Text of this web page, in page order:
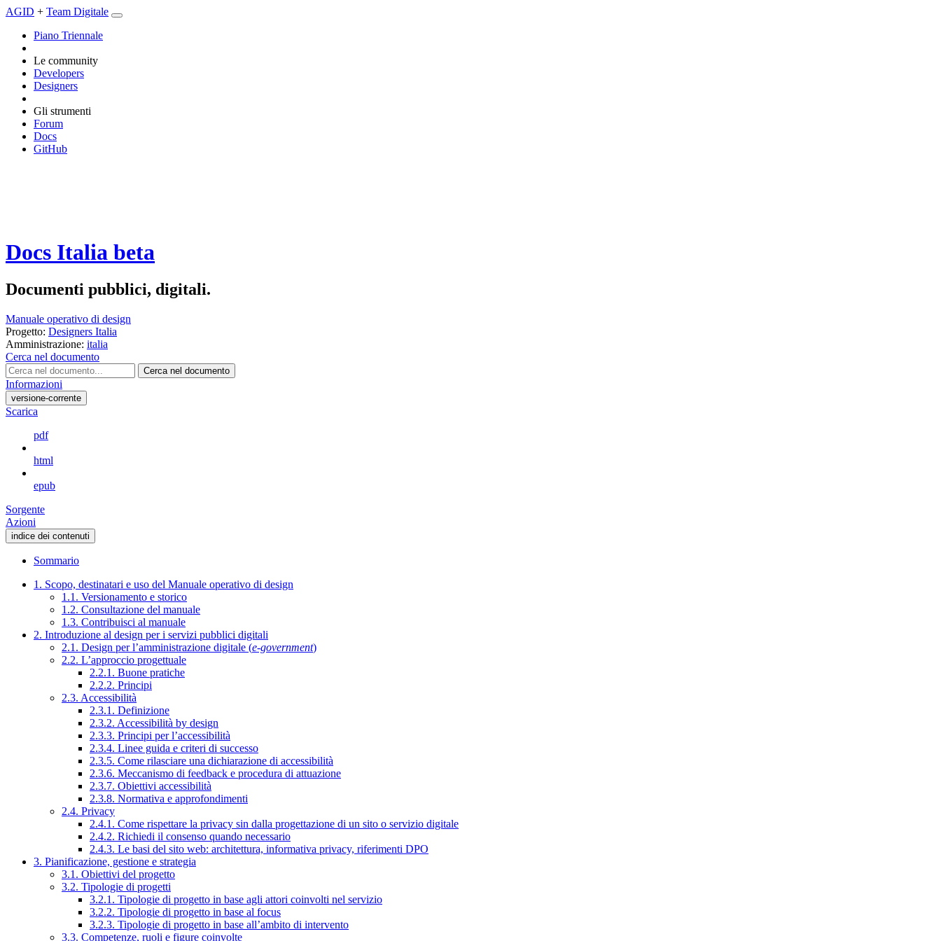
AGID + Team Digitale
Piano Triennale
Le community
Developers
Designers
Gli strumenti
Forum
Docs
GitHub
Docs Italia beta
Documenti pubblici, digitali.
Manuale operativo di design
Progetto: Designers Italia
Amministrazione: italia
Cerca nel documento
Cerca nel documento
Informazioni
versione-corrente
Scarica
pdf
html
epub
Sorgente
Azioni
indice dei contenuti
Sommario
1. Scopo, destinatari e uso del Manuale operativo di design
1.1. Versionamento e storico
1.2. Consultazione del manuale
1.3. Contribuisci al manuale
2. Introduzione al design per i servizi pubblici digitali
2.1. Design per l’amministrazione digitale (e-government)
2.2. L’approccio progettuale
2.2.1. Buone pratiche
2.2.2. Principi
2.3. Accessibilità
2.3.1. Definizione
2.3.2. Accessibilità by design
2.3.3. Principi per l’accessibilità
2.3.4. Linee guida e criteri di successo
2.3.5. Come rilasciare una dichiarazione di accessibilità
2.3.6. Meccanismo di feedback e procedura di attuazione
2.3.7. Obiettivi accessibilità
2.3.8. Normativa e approfondimenti
2.4. Privacy
2.4.1. Come rispettare la privacy sin dalla progettazione di un sito o servizio digitale
2.4.2. Richiedi il consenso quando necessario
2.4.3. Le basi del sito web: architettura, informativa privacy, riferimenti DPO
3. Pianificazione, gestione e strategia
3.1. Obiettivi del progetto
3.2. Tipologie di progetti
3.2.1. Tipologie di progetto in base agli attori coinvolti nel servizio
3.2.2. Tipologie di progetto in base al focus
3.2.3. Tipologie di progetto in base all’ambito di intervento
3.3. Competenze, ruoli e figure coinvolte